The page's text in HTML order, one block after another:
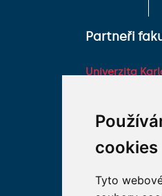
cookies
Tyto
Partneři
Univerzita
Hradci
Karlovy
Univerzity